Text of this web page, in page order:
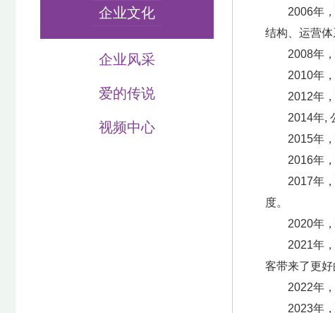
企业文化
企业风采
爱的传说
视频中心
2006年
结构、运营体
2008年
2010年
2012年
2014年,
2015年
2016年
2017年
度。
2020年
2021年
客带来了更好
2022年
2023年